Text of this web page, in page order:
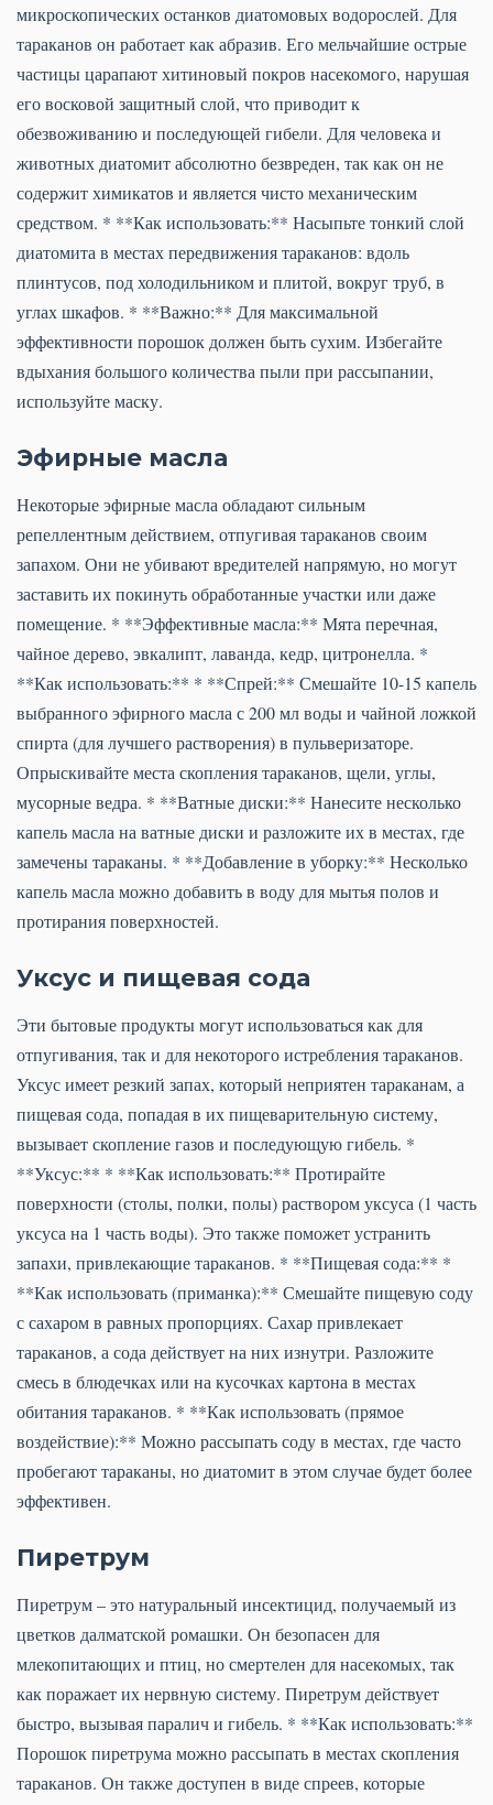
микроскопических останков диатомовых водорослей. Для
тараканов он работает как абразив. Его мельчайшие острые
частицы царапают хитиновый покров насекомого, нарушая
его восковой защитный слой, что приводит к
обезвоживанию и последующей гибели. Для человека и
животных диатомит абсолютно безвреден, так как он не
содержит химикатов и является чисто механическим
средством. * **Как использовать:** Насыпьте тонкий слой
диатомита в местах передвижения тараканов: вдоль
плинтусов, под холодильником и плитой, вокруг труб, в
углах шкафов. * **Важно:** Для максимальной
эффективности порошок должен быть сухим. Избегайте
вдыхания большого количества пыли при рассыпании,
используйте маску.
Эфирные масла
Некоторые эфирные масла обладают сильным
репеллентным действием, отпугивая тараканов своим
запахом. Они не убивают вредителей напрямую, но могут
заставить их покинуть обработанные участки или даже
помещение. * **Эффективные масла:** Мята перечная,
чайное дерево, эвкалипт, лаванда, кедр, цитронелла. *
**Как использовать:** * **Спрей:** Смешайте 10-15 капель
выбранного эфирного масла с 200 мл воды и чайной ложкой
спирта (для лучшего растворения) в пульверизаторе.
Опрыскивайте места скопления тараканов, щели, углы,
мусорные ведра. * **Ватные диски:** Нанесите несколько
капель масла на ватные диски и разложите их в местах, где
замечены тараканы. * **Добавление в уборку:** Несколько
капель масла можно добавить в воду для мытья полов и
протирания поверхностей.
Уксус и пищевая сода
Эти бытовые продукты могут использоваться как для
отпугивания, так и для некоторого истребления тараканов.
Уксус имеет резкий запах, который неприятен тараканам, а
пищевая сода, попадая в их пищеварительную систему,
вызывает скопление газов и последующую гибель. *
**Уксус:** * **Как использовать:** Протирайте
поверхности (столы, полки, полы) раствором уксуса (1 часть
уксуса на 1 часть воды). Это также поможет устранить
запахи, привлекающие тараканов. * **Пищевая сода:** *
**Как использовать (приманка):** Смешайте пищевую соду
с сахаром в равных пропорциях. Сахар привлекает
тараканов, а сода действует на них изнутри. Разложите
смесь в блюдечках или на кусочках картона в местах
обитания тараканов. * **Как использовать (прямое
воздействие):** Можно рассыпать соду в местах, где часто
пробегают тараканы, но диатомит в этом случае будет более
эффективен.
Пиретрум
Пиретрум – это натуральный инсектицид, получаемый из
цветков далматской ромашки. Он безопасен для
млекопитающих и птиц, но смертелен для насекомых, так
как поражает их нервную систему. Пиретрум действует
быстро, вызывая паралич и гибель. * **Как использовать:**
Порошок пиретрума можно рассыпать в местах скопления
тараканов. Он также доступен в виде спреев, которые